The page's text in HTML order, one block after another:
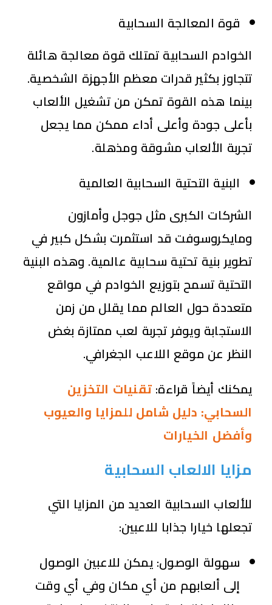
قوة المعالجة السحابية
الخوادم السحابية تمتلك قوة معالجة هائلة
تتجاوز بكثير قدرات معظم الأجهزة الشخصية.
بينما هذه القوة تمكن من تشغيل الألعاب
بأعلى جودة وأعلى أداء ممكن مما يجعل
تجربة الألعاب مشوقة ومذهلة.
البنية التحتية السحابية العالمية
الشركات الكبرى مثل جوجل وأمازون
ومايكروسوفت قد استثمرت بشكل كبير في
تطوير بنية تحتية سحابية عالمية. وهذه البنية
التحتية تسمح بتوزيع الخوادم في مواقع
متعددة حول العالم مما يقلل من زمن
الاستجابة ويوفر تجربة لعب ممتازة بغض
النظر عن موقع اللاعب الجغرافي.
يمكنك أيضاً قراءة:تقنيات التخزين
السحابي: دليل شامل للمزايا والعيوب
وأفضل الخيارات
مزايا الالعاب السحابية
للألعاب السحابية العديد من المزايا التي
تجعلها خيارا جذابا للاعبين:
سهولة الوصول: يمكن للاعبين الوصول
إلى ألعابهم من أي مكان وفي أي وقت